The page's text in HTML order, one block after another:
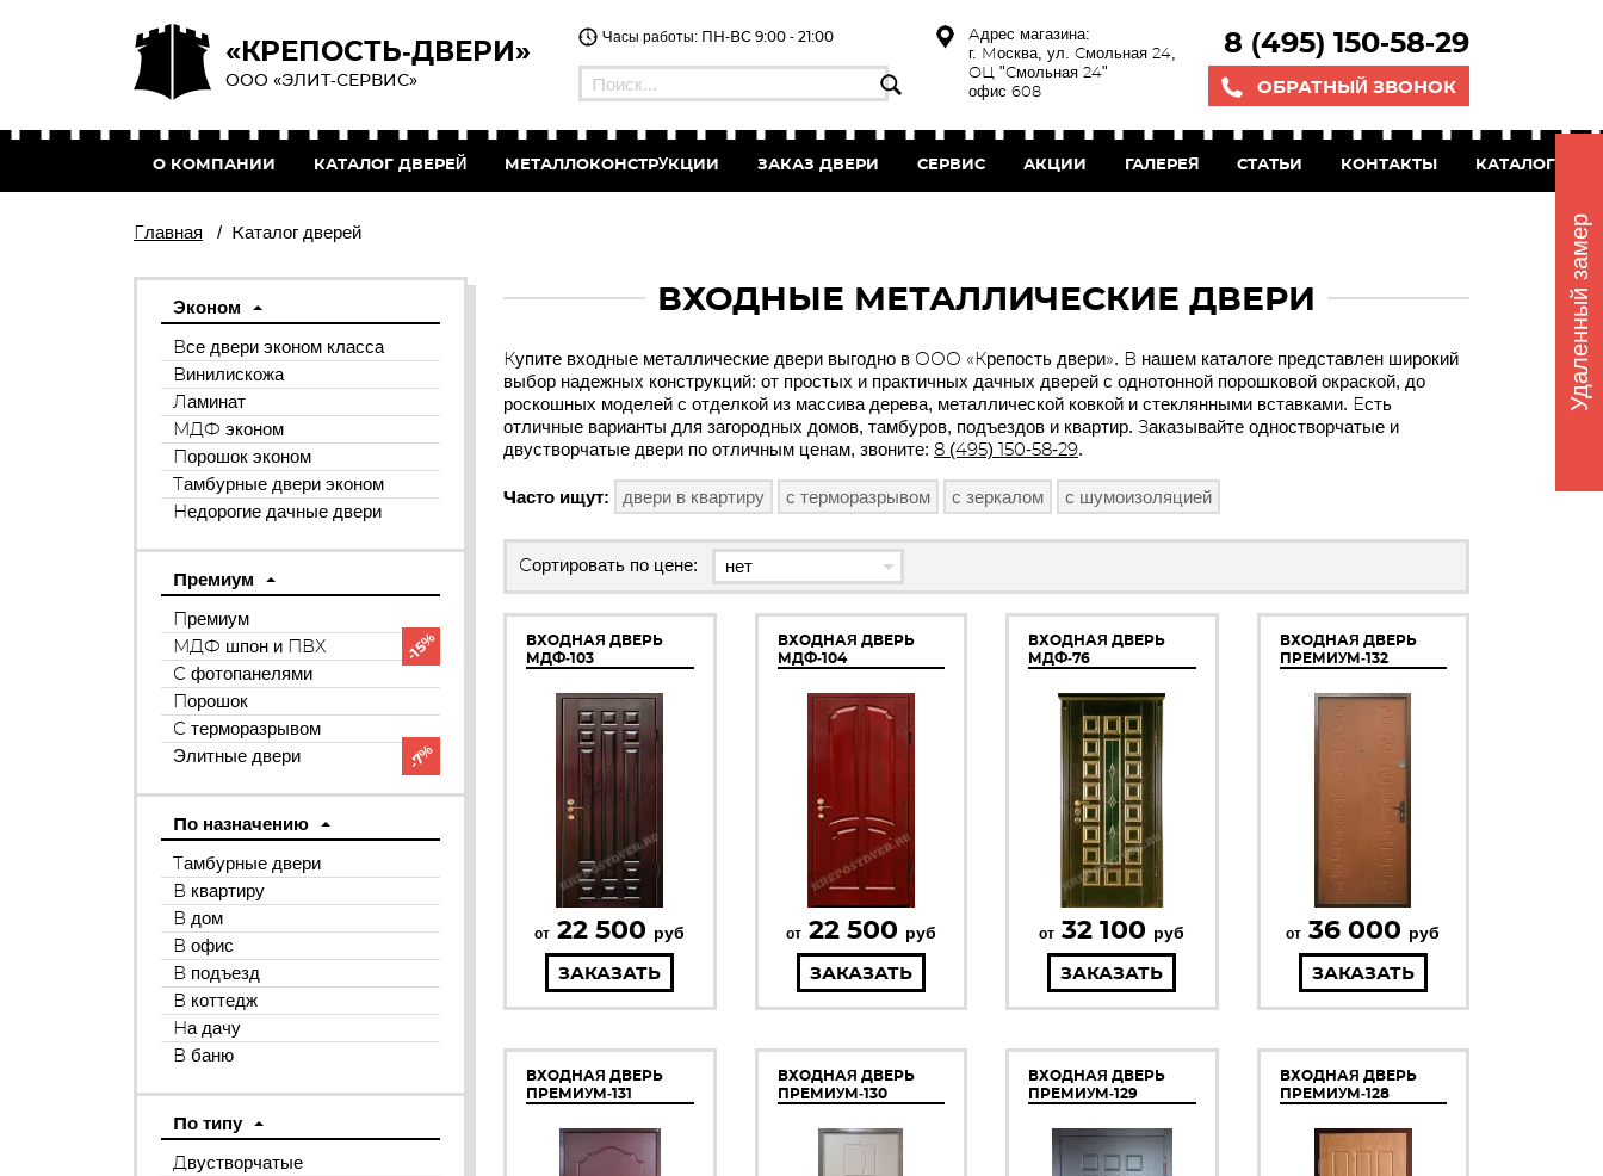
«КРЕПОСТЬ-ДВЕРИ»
ООО «ЭЛИТ-СЕРВИС»
Часы работы: ПН-ВС 9:00 - 21:00
Адрес магазина:
г. Москва, ул. Смольная 24,
ОЦ "Смольная 24"
офис 608
8 (495) 150-58-29
ОБРАТНЫЙ ЗВОНОК
О КОМПАНИИ КАТАЛОГ ДВЕРЕЙ МЕТАЛЛОКОНСТРУКЦИИ ЗАКАЗ ДВЕРИ СЕРВИС АКЦИИ ГАЛЕРЕЯ СТАТЬИ КОНТАКТЫ КАТАЛОГ
Главная / Каталог дверей
ВХОДНЫЕ МЕТАЛЛИЧЕСКИЕ ДВЕРИ
Купите входные металлические двери выгодно в ООО «Крепость двери». В нашем каталоге представлен широкий
выбор надежных конструкций: от простых и практичных дачных дверей с однотонной порошковой окраской, до
роскошных моделей с отделкой из массива дерева, металлической ковкой и стеклянными вставками. Есть
отличные варианты для загородных домов, тамбуров, подъездов и квартир. Заказывайте одностворчатые и
двустворчатые двери по отличным ценам, звоните: 8 (495) 150-58-29.
Часто ищут: двери в квартиру с терморазрывом с зеркалом с шумоизоляцией
Сортировать по цене:
ВХОДНАЯ ДВЕРЬ
МДФ-103
от 22 500 руб
ЗАКАЗАТЬ
ВХОДНАЯ ДВЕРЬ
МДФ-104
от 22 500 руб
ЗАКАЗАТЬ
ВХОДНАЯ ДВЕРЬ
МДФ-76
от 32 100 руб
ЗАКАЗАТЬ
ВХОДНАЯ ДВЕРЬ
ПРЕМИУМ-132
от 36 000 руб
ЗАКАЗАТЬ
ВХОДНАЯ ДВЕРЬ
ПРЕМИУМ-131
ВХОДНАЯ ДВЕРЬ
ПРЕМИУМ-130
ВХОДНАЯ ДВЕРЬ
ПРЕМИУМ-129
ВХОДНАЯ ДВЕРЬ
ПРЕМИУМ-128
Эконом
Все двери эконом класса
Винилискожа
Ламинат
МДФ эконом
Порошок эконом
Тамбурные двери эконом
Недорогие дачные двери
Премиум
Премиум
МДФ шпон и ПВХ
-15%
С фотопанелями
Порошок
С терморазрывом
Элитные двери
-7%
По назначению
Тамбурные двери
В квартиру
В дом
В офис
В подъезд
В коттедж
На дачу
В баню
По типу
Двустворчатые
Удаленный замер